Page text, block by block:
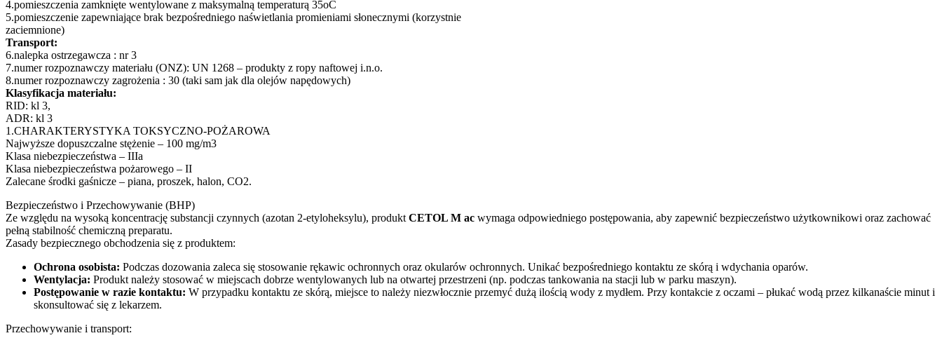
4.pomieszczenia zamknięte wentylowane z maksymalną temperaturą 35oC
5.pomieszczenie zapewniające brak bezpośredniego naświetlania promieniami słonecznymi (korzystnie
zaciemnione)
Transport:
6.nalepka ostrzegawcza : nr 3
7.numer rozpoznawczy materiału (ONZ): UN 1268 – produkty z ropy naftowej i.n.o.
8.numer rozpoznawczy zagrożenia : 30 (taki sam jak dla olejów napędowych)
Klasyfikacja materiału:
RID: kl 3,
ADR: kl 3
1.CHARAKTERYSTYKA TOKSYCZNO-POŻAROWA
Najwyższe dopuszczalne stężenie – 100 mg/m3
Klasa niebezpieczeństwa – IIIa
Klasa niebezpieczeństwa pożarowego – II
Zalecane środki gaśnicze – piana, proszek, halon, CO2.
Bezpieczeństwo i Przechowywanie (BHP)
Ze względu na wysoką koncentrację substancji czynnych (azotan 2-etyloheksylu), produkt CETOL M ac wymaga odpowiedniego postępowania, aby zapewnić bezpieczeństwo użytkownikowi oraz zachować
pełną stabilność chemiczną preparatu.
Zasady bezpiecznego obchodzenia się z produktem:
Ochrona osobista: Podczas dozowania zaleca się stosowanie rękawic ochronnych oraz okularów ochronnych. Unikać bezpośredniego kontaktu ze skórą i wdychania oparów.
Wentylacja: Produkt należy stosować w miejscach dobrze wentylowanych lub na otwartej przestrzeni (np. podczas tankowania na stacji lub w parku maszyn).
Postępowanie w razie kontaktu: W przypadku kontaktu ze skórą, miejsce to należy niezwłocznie przemyć dużą ilością wody z mydłem. Przy kontakcie z oczami – płukać wodą przez kilkanaście minut i
skonsultować się z lekarzem.
Przechowywanie i transport: